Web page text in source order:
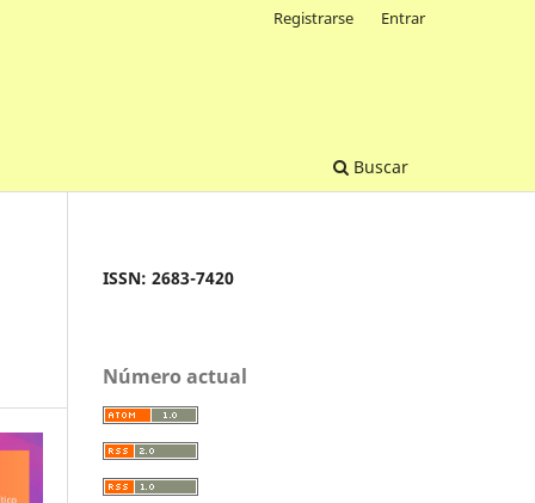
Buscar
Registrarse Entrar
ISSN: 2683-7420
Número actual